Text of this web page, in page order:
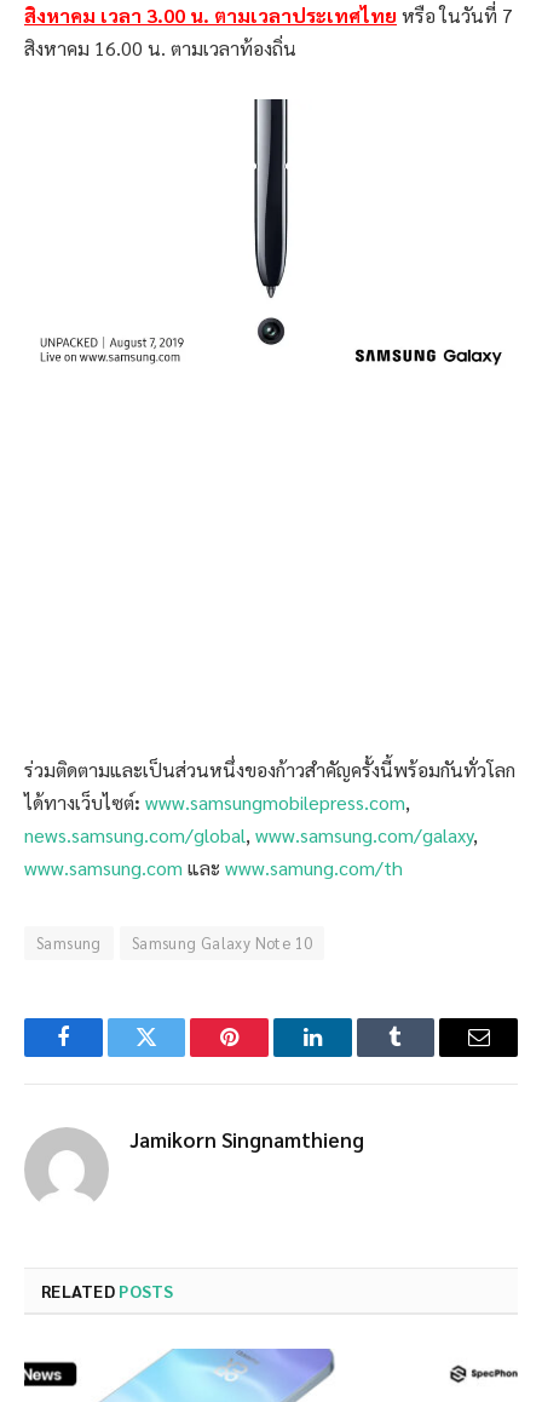
สิงหาคม เวลา 3.00 น. ตามเวลาประเทศไทย หรือ ในวันที่ 7
สิงหาคม 16.00 น. ตามเวลาท้องถิ่น
ร่วมติดตามและเป็นส่วนหนึ่งของก้าวสำคัญครั้งนี้พร้อมกันทั่วโลก
ได้ทางเว็บไซต์: www.samsungmobilepress.com,
news.samsung.com/global, www.samsung.com/galaxy,
www.samsung.com และ www.samung.com/th
Samsung Samsung Galaxy Note 10
FacebookTwitter Pinterest LinkedInTumblr Email
Jamikorn Singnamthieng
RELATED POSTS